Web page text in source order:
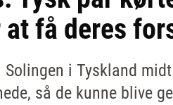
få deres
i Tyskland
så de kunne blive